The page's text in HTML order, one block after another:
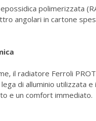
polimerizzata
angolari in cartone
il radiatore Ferroli
di alluminio
e un comfort immediato.